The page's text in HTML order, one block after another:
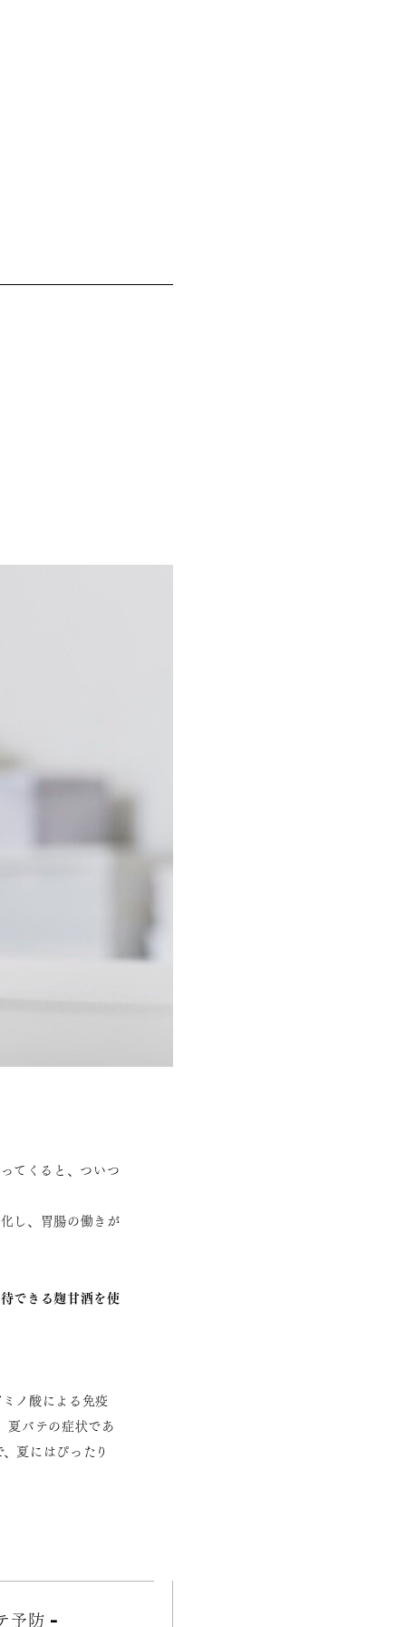
てくると、ついつ
し、胃腸の働きが
できる麹甘酒を使
ノ酸による免疫
夏バテの症状であ
夏にはぴったり
予防 -